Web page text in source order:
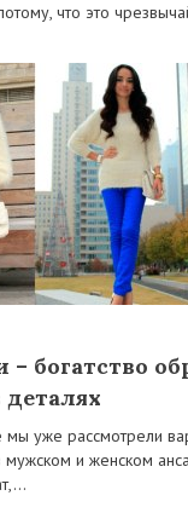
что это
богатство
уже рассмотрели
и женском